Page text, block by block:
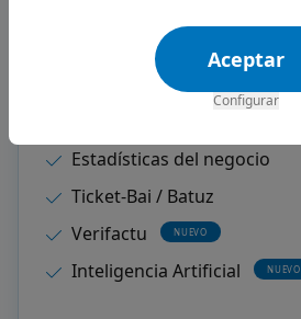
Campañas de marketing
Citas online con prepago
Estadísticas del negocio
Ticket-Bai / Batuz
Verifactu
NUEVO
Inteligencia Artificial NUEVO
Aceptar
Configurar